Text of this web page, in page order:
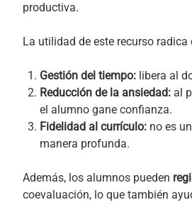
productiva.
La utilidad de este recurso
Gestión del tiempo: libera al
Reducción de la ansiedad: al
el alumno gane confianza.
Fidelidad al currículo: no es
manera profunda.
Además, los alumnos pueden
coevaluación, lo que también